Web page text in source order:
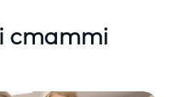
статті